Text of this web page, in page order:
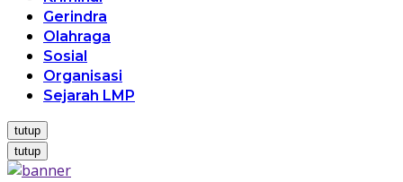
Gerindra
Olahraga
Sosial
Organisasi
Sejarah LMP
tutup
tutup